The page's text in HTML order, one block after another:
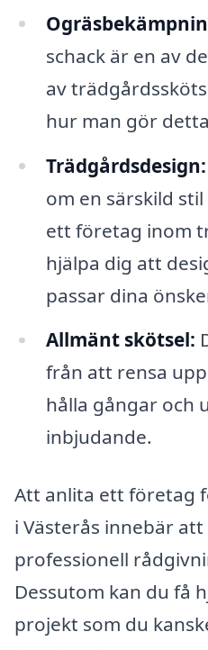
schack är en av
av
hur man gör
Trädgårdsdesign:
om en särskild
ett företag inom
hjälpa dig att
passar dina
Allmänt skötsel:
från att rensa
hålla gångar och
inbjudande.
Att anlita ett företag
i Västerås innebär
professionell
Dessutom kan du få
projekt som du